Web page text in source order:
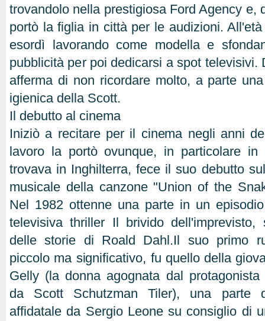
trovandolo nella prestigiosa Ford Agency e,
portò la figlia in città per le audizioni.
esordì lavorando come modella e
pubblicità per poi dedicarsi a spot televisivi.
afferma di non ricordare molto, a parte
igienica della Scott.
Il debutto al cinema
Iniziò a recitare per il cinema negli anni
lavoro la portò ovunque, in particolare
trovava in Inghilterra, fece il suo debutto
musicale della canzone "Union of the
Nel 1982 ottenne una parte in un
televisiva thriller Il brivido dell'imprevisto,
delle storie di Roald Dahl.Il suo primo
piccolo ma significativo, fu quello della
Gelly (la donna agognata dal protagonista
da Scott Schutzman Tiler), una parte
affidatale da Sergio Leone su consiglio di